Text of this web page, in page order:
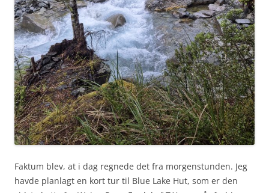
Faktum blev, at i dag regnede det fra morgenstunden. Jeg
havde planlagt en kort tur til Blue Lake Hut, som er den